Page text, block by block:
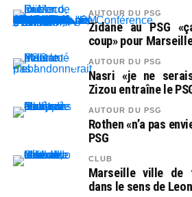
AUTOUR DU PSG
Zidane au PSG
coup» pour
AUTOUR DU PSG
Nasri «je ne
Zizou entraîne le
AUTOUR DU PSG
Rothen «n’a pas
PSG
CLUB
Marseille ville de
dans le sens de